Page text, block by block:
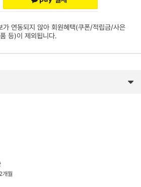
연동되지 않아 회원혜택(쿠폰/적립금/사은
품 등)이 제외됩니다.
개월